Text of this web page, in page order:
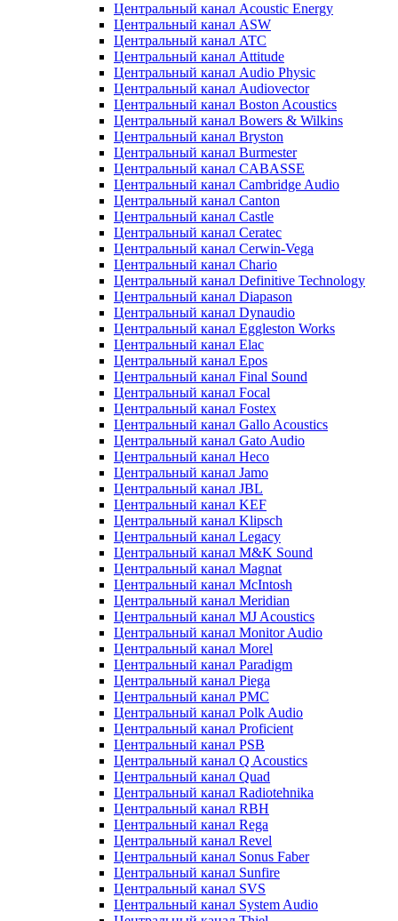
Центральный канал Acoustic Energy
Центральный канал ASW
Центральный канал ATC
Центральный канал Attitude
Центральный канал Audio Physic
Центральный канал Audiovector
Центральный канал Boston Acoustics
Центральный канал Bowers & Wilkins
Центральный канал Bryston
Центральный канал Burmester
Центральный канал CABASSE
Центральный канал Cambridge Audio
Центральный канал Canton
Центральный канал Castle
Центральный канал Ceratec
Центральный канал Cerwin-Vega
Центральный канал Chario
Центральный канал Definitive Technology
Центральный канал Diapason
Центральный канал Dynaudio
Центральный канал Eggleston Works
Центральный канал Elac
Центральный канал Epos
Центральный канал Final Sound
Центральный канал Focal
Центральный канал Fostex
Центральный канал Gallo Acoustics
Центральный канал Gato Audio
Центральный канал Heco
Центральный канал Jamo
Центральный канал JBL
Центральный канал KEF
Центральный канал Klipsch
Центральный канал Legacy
Центральный канал M&K Sound
Центральный канал Magnat
Центральный канал McIntosh
Центральный канал Meridian
Центральный канал MJ Acoustics
Центральный канал Monitor Audio
Центральный канал Morel
Центральный канал Paradigm
Центральный канал Piega
Центральный канал PMC
Центральный канал Polk Audio
Центральный канал Proficient
Центральный канал PSB
Центральный канал Q Acoustics
Центральный канал Quad
Центральный канал Radiotehnika
Центральный канал RBH
Центральный канал Rega
Центральный канал Revel
Центральный канал Sonus Faber
Центральный канал Sunfire
Центральный канал SVS
Центральный канал System Audio